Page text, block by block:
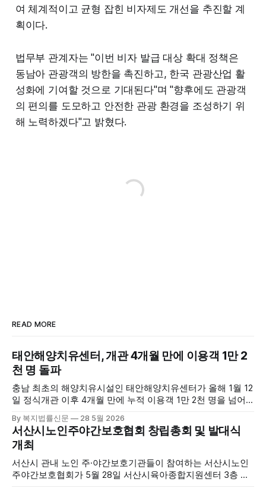
여 체계적이고 균형 잡힌 비자제도 개선을 추진할 계
획이다.
법무부 관계자는 "이번 비자 발급 대상 확대 정책은
동남아 관광객의 방한을 촉진하고, 한국 관광산업 활
성화에 기여할 것으로 기대된다"며 "향후에도 관광객
의 편의를 도모하고 안전한 관광 환경을 조성하기 위
해 노력하겠다"고 밝혔다.
READ MORE
태안해양치유센터, 개관 4개월 만에 이용객 1만 2
천 명 돌파
충남 최초의 해양치유시설인 태안해양치유센터가 올해 1월 12
일 정식개관 이후 4개월 만에 누적 이용객 1만 2천 명을 넘어
양자원을 활용한 맞춤형 프로그램과 차별화된 웰니스 콘텐츠
를 선보이며 관광객과 군민의 발길을 끌고 있다. 센터는 염지
하수, 피트 등 태안의 청정 해양자원을 활용해 몸과 마음의 회
복을 돕는 다양한 프로그램을 운영하고
By 복지법률신문 28 5월 2026
서산시노인주야간보호협회 창립총회 및 발대식
개최
서산시 관내 노인 주·야간보호기관들이 참여하는 서산시노인
주야간보호협회가 5월 28일 서산시육아종합지원센터 3층 공